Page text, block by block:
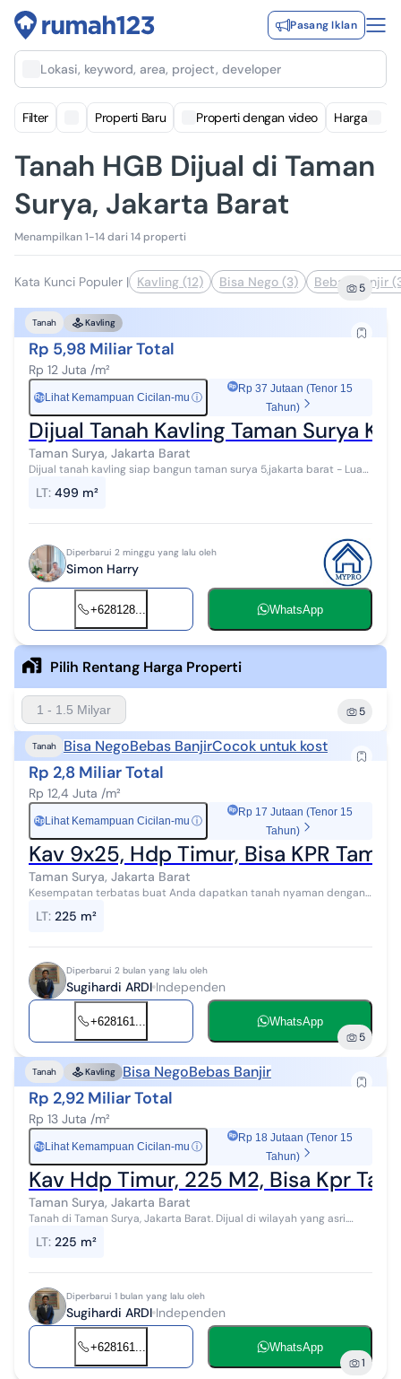
Pasang Iklan
Lokasi, keyword, area, project, developer
Filter Properti Baru Properti dengan video Harga
Tanah HGB Dijual di Taman
Surya, Jakarta Barat
Menampilkan 1-14 dari 14 properti
Kata Kunci Populer | Kavling (12) Bisa Nego (3) Bebas Banjir
5
Tanah Kavling
Rp 5,98 Miliar Total
Rp 12 Juta /m²
Rp Lihat Kemampuan Cicilan-mu ⓘ
Rp 37 Jutaan (Tenor 15
Tahun)
Dijual Tanah Kavling Taman Surya
Taman Surya, Jakarta Barat
Dijual tanah kavling siap bangun taman surya 5,jakarta barat - Luas
Taman - Taman B...
LT: 499 m²
Diperbarui 2 minggu yang lalu oleh
Simon Harry
+628128... WhatsApp
Pilih Rentang Harga Properti
1 - 1.5 Milyar 5
Tanah Bisa NegoBebas BanjirCocok untuk kost
Rp 2,8 Miliar Total
Rp 12,4 Juta /m²
Rp Lihat Kemampuan Cicilan-mu ⓘ
Rp 17 Jutaan (Tenor 15
Tahun)
Kav 9x25, Hdp Timur, Bisa KPR
Taman Surya, Jakarta Barat
Kesempatan terbatas buat Anda dapatkan tanah nyaman dengan
menawarkan kelengkapan...
LT: 225 m²
Diperbarui 2 bulan yang lalu oleh
Sugihardi ARDI Independen
+628161... WhatsApp
5
Tanah Kavling Bisa NegoBebas Banjir
Rp 2,92 Miliar Total
Rp 13 Juta /m²
Rp Lihat Kemampuan Cicilan-mu ⓘ
Rp 18 Jutaan (Tenor 15
Tahun)
Kav Hdp Timur, 225 M2, Bisa Kpr
Taman Surya, Jakarta Barat
Tanah di Taman Surya, Jakarta Barat. Dijual di wilayah yang asri.
Guna Bangun...
LT: 225 m²
Diperbarui 1 bulan yang lalu oleh
Sugihardi ARDI Independen
+628161... WhatsApp
1